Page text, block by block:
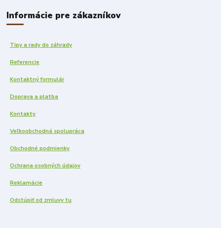
Informácie pre zákazníkov
Tipy a rady do záhrady
Referencie
Kontaktný formulár
Doprava a platba
Kontakty
Veľkoobchodná spolupráca
Obchodné podmienky
Ochrana osobných údajov
Reklamácie
Odstúpiť od zmluvy tu